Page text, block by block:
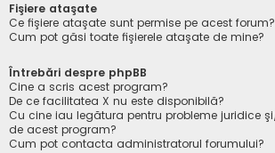
Fişiere ataşate
Ce fişiere ataşate sunt permise pe acest forum?
Cum pot găsi toate fişierele ataşate de mine?
Întrebări despre phpBB
Cine a scris acest program?
De ce facilitatea X nu este disponibilă?
Cu cine iau legătura pentru probleme juridice
de acest program?
Cum pot contacta administratorul forumului?